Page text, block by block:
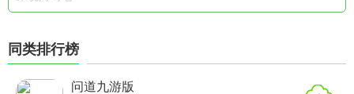
同类排行榜
问道九游版